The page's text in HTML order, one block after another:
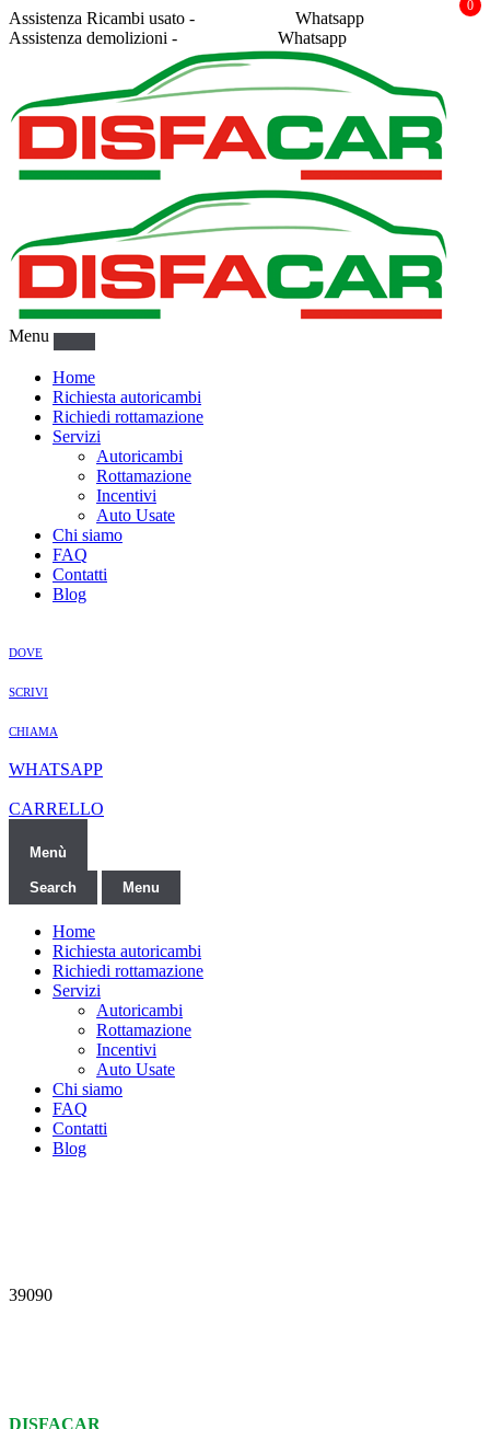
Assistenza Ricambi usato -
Whatsapp
Assistenza demolizioni -
Whatsapp
Menu
Home
Richiesta autoricambi
Richiedi rottamazione
Servizi
Autoricambi
Rottamazione
Incentivi
Auto Usate
Chi siamo
FAQ
Contatti
Blog
DOVE
SCRIVI
CHIAMA
WHATSAPP
0
CARRELLO
Menù
Search Menu
Home
Richiesta autoricambi
Richiedi rottamazione
Servizi
Autoricambi
Rottamazione
Incentivi
Auto Usate
Chi siamo
FAQ
Contatti
Blog
39090
DISFACAR